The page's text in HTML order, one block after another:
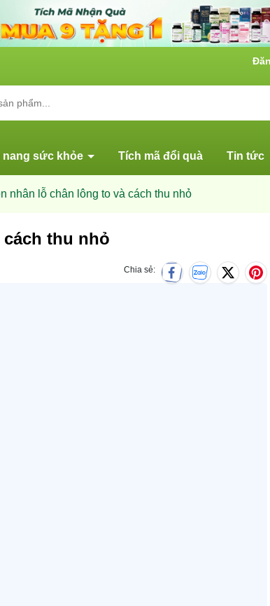
nang sức khỏe Tích mã đổi quà Tin tức
nhân lỗ chân lông to và cách thu nhỏ
thu nhỏ
Chia sẻ: